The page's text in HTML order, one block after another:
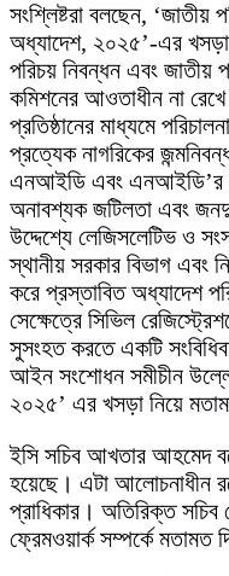
সংশ্লিষ্টরা বলছেন,
অধ্যাদেশ, ২০২৫’-এর
পরিচয় নিবন্ধন এবং জাতীয়
কমিশনের আওতাধীন না
প্রতিষ্ঠানের মাধ্যমে
প্রত্যেক নাগরিকের
এনআইডি এবং এনআইডি’র
অনাবশ্যক জটিলতা এবং
উদ্দেশ্যে লেজিসলেটিভ ও
স্থানীয় সরকার বিভাগ এবং
করে প্রস্তাবিত অধ্যাদেশ
সেক্ষেত্রে সিভিল
সুসংহত করতে একটি
আইন সংশোধন সমীচীন
২০২৫’ এর খসড়া নিয়ে
ইসি সচিব আখতার আহমেদ
হয়েছে। এটা আলোচনাধীন
প্রাধিকার। অতিরিক্ত সচিব
ফ্রেমওয়ার্ক সম্পর্কে